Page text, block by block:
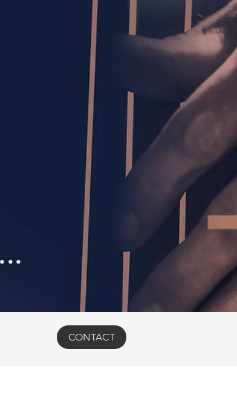
CONTACT